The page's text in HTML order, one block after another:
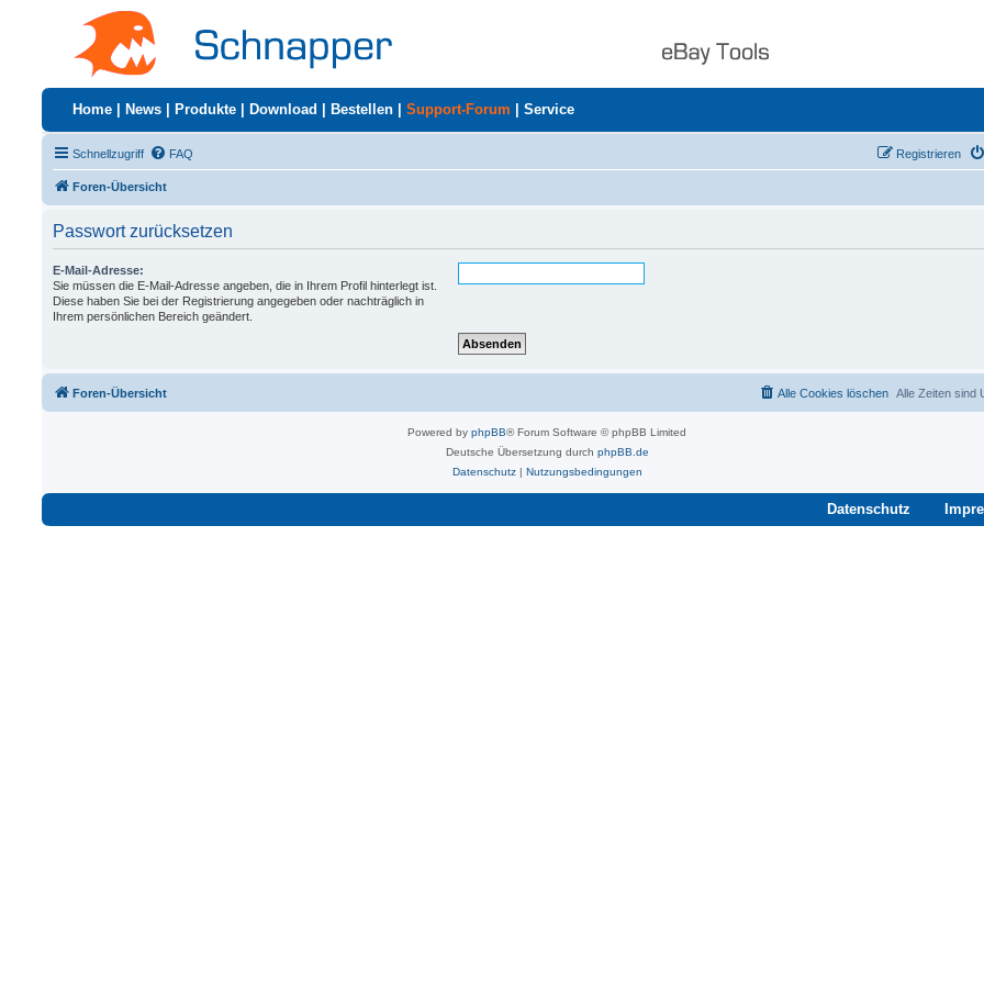
Home News Produkte Download Bestellen Support-Forum Service
Schnellzugriff FAQ Registrieren
Foren-Übersicht
Passwort zurücksetzen
E-Mail-Adresse:
Sie müssen die E-Mail-Adresse angeben, die in Ihrem Profil hinterlegt ist.
Diese haben Sie bei der Registrierung angegeben oder nachträglich in
Ihrem persönlichen Bereich geändert.
Foren-Übersicht Alle Zeiten sind
Alle Cookies löschen
Powered by phpBB® Forum Software © phpBB Limited
Deutsche Übersetzung durch phpBB.de
Datenschutz| Nutzungsbedingungen
Datenschutz